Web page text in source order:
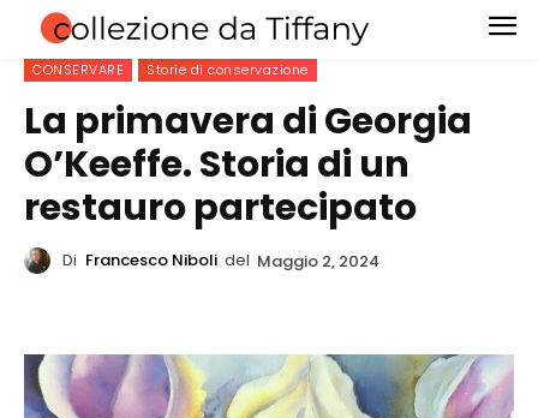
CONSERVARE Storie di conservazione
La primavera di Georgia
O’Keeffe. Storia di un
restauro partecipato
Di Francesco Niboli del Maggio 2, 2024